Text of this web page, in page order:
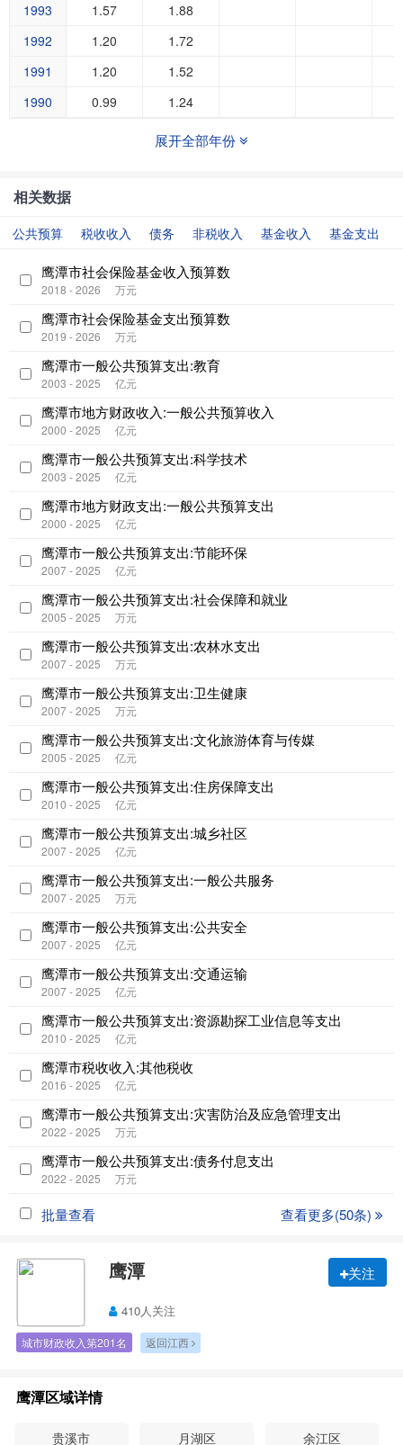
1993
1.57
1.88
1992
1.20
1.72
1991
1.20
1.52
1990
0.99 1.24
展开全部年份
相关数据
公共预算 税收收入 债务 非税收入 基金收入 基金支出
鹰潭市社会保险基金收入预算数
2018 - 2026 万元
鹰潭市社会保险基金支出预算数
2019 - 2026 万元
鹰潭市一般公共预算支出:教育
2003 - 2025 亿元
鹰潭市地方财政收入:一般公共预算收入
2000 - 2025 亿元
鹰潭市一般公共预算支出:科学技术
2003 - 2025 亿元
鹰潭市地方财政支出:一般公共预算支出
2000 - 2025 亿元
鹰潭市一般公共预算支出:节能环保
2007 - 2025 亿元
鹰潭市一般公共预算支出:社会保障和就业
2005 - 2025 万元
鹰潭市一般公共预算支出:农林水支出
2007 - 2025 万元
鹰潭市一般公共预算支出:卫生健康
2007 - 2025 万元
鹰潭市一般公共预算支出:文化旅游体育与传媒
2005 - 2025 亿元
鹰潭市一般公共预算支出:住房保障支出
2010 - 2025 亿元
鹰潭市一般公共预算支出:城乡社区
2007 - 2025 亿元
鹰潭市一般公共预算支出:一般公共服务
2007 - 2025 万元
鹰潭市一般公共预算支出:公共安全
2007 - 2025 亿元
鹰潭市一般公共预算支出:交通运输
2007 - 2025 亿元
鹰潭市一般公共预算支出:资源勘探工业信息等支出
2010 - 2025 亿元
鹰潭市税收收入:其他税收
2016 - 2025 亿元
鹰潭市一般公共预算支出:灾害防治及应急管理支出
2022 - 2025 万元
鹰潭市一般公共预算支出:债务付息支出
2022 - 2025 万元
批量查看 查看更多(50条)
鹰潭 关注
410人关注
城市财政收入第201名 返回江西
鹰潭区域详情
贵溪市 月湖区 余江区